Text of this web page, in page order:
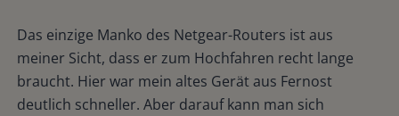
Das einzige Manko des Netgear-Routers ist aus
meiner Sicht, dass er zum Hochfahren recht lange
braucht. Hier war mein altes Gerät aus Fernost
deutlich schneller. Aber darauf kann man sich